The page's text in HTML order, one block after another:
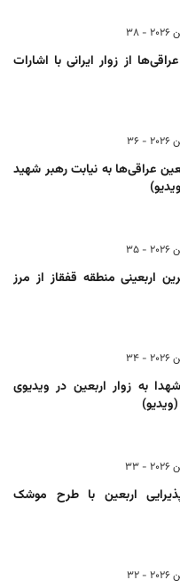
از زوار ایرانی با اشارات
عراقی‌ها به نیابت رهبر شهید
اربعینی منطقه قفقاز از مرز
به زوار اربعین در ویدیوی
اربعین با طرح موشک